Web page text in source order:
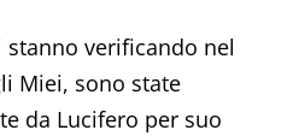
verificando nel
Miei, sono state
da Lucifero per suo